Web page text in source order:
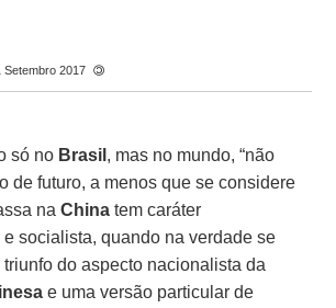
Setembro 2017
só no Brasil , mas no mundo, “não
de futuro, a menos que se considere
naChina tem caráter
socialista, quando na verdade se
do aspecto nacionalista da
e uma versão particular de